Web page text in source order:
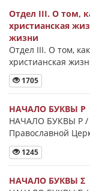
Отдел III. О том,
христианская
жизни
Отдел III. О том,
христианская
1705
НАЧАЛО БУКВЫ Ρ
НАЧАЛО БУКВЫ Ρ /
Православной
1245
НАЧАЛО БУКВЫ Σ